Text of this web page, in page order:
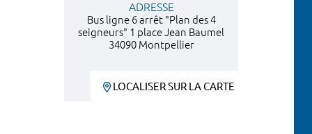
ADRESSE
Bus ligne 6 arrêt "Plan des 4
seigneurs" 1 place Jean Baumel
34090 Montpellier
LOCALISER SUR LA CARTE